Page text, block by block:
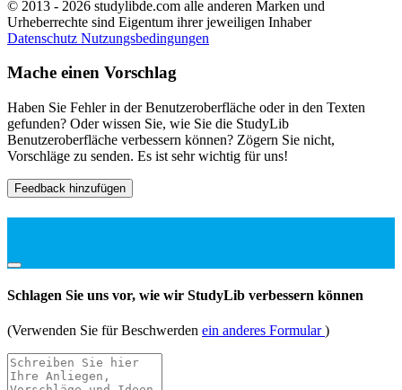
© 2013 - 2026 studylibde.com alle anderen Marken und
Urheberrechte sind Eigentum ihrer jeweiligen Inhaber
Datenschutz Nutzungsbedingungen
Mache einen Vorschlag
Haben Sie Fehler in der Benutzeroberfläche oder in den Texten
gefunden? Oder wissen Sie, wie Sie die StudyLib
Benutzeroberfläche verbessern können? Zögern Sie nicht,
Vorschläge zu senden. Es ist sehr wichtig für uns!
Feedback hinzufügen
Schlagen Sie uns vor, wie wir StudyLib verbessern können
(Verwenden Sie für Beschwerden ein anderes Formular)